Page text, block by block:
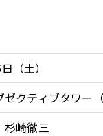
（土）
クティブタワー
崎徹三